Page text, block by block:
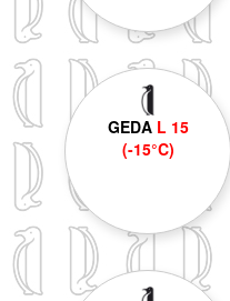
GEDAL 15
(-15°C)